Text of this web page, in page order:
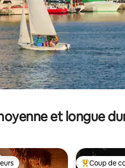
et longue
Coup de